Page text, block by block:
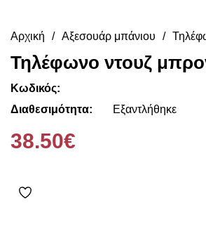
Αρχική Αξεσουάρ μπάνιου
Τηλέφωνο ντουζ
Κωδικός:
Διαθεσιμότητα:
Εξαντλήθηκε
38.50€